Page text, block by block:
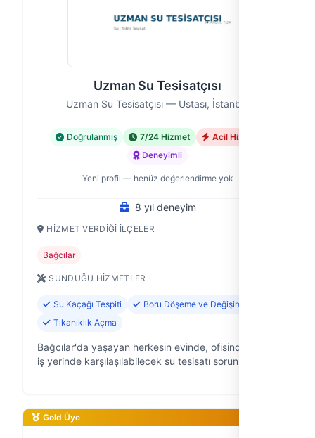
Uzman Su Tesisatçısı
Uzman Su Tesisatçısı — Ustası, İstanbul
Doğrulanmış 7/24 Hizmet
Acil Hizmet
Deneyimli
Yeni profil — henüz değerlendirme yok
8 yıl deneyim
HIZMET VERDIĞI İLÇELER
Bağcılar
SUNDUĞU HIZMETLER
Su Kaçağı Tespiti
Boru Döşeme ve Değişimi
Tıkanıklık Açma
Bağcılar'da yaşayan herkesin evinde, ofisinde veya
iş yerinde karşılaşılabilecek su tesisatı sorunlarına
Gold Üye